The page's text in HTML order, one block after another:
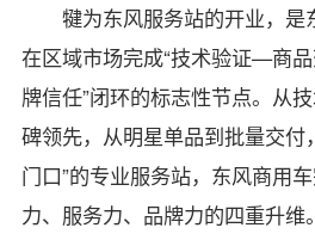
犍为东风服务站的开业，
在区域市场完成“技术验证—商
牌信任”闭环的标志性节点。从
碑领先，从明星单品到批量交付
门口”的专业服务站，东风商用
力、服务力、品牌力的四重升维。